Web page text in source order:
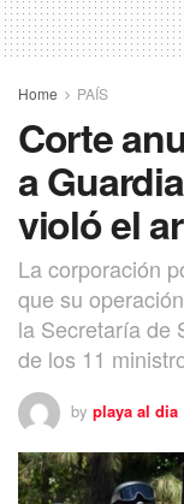
Home PAÍS
Corte
a
violó el
La corporación
que su
la Secretaría de
de los 11
by playa al dia